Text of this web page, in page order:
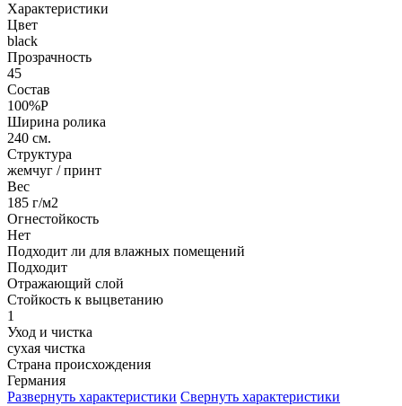
Характеристики
Цвет
black
Прозрачность
45
Состав
100%P
Ширина ролика
240 см.
Структура
жемчуг / принт
Вес
185 г/м2
Огнестойкость
Нет
Подходит ли для влажных помещений
Подходит
Отражающий слой
Стойкость к выцветанию
1
Уход и чистка
сухая чистка
Страна происхождения
Германия
Развернуть характеристики Свернуть характеристики